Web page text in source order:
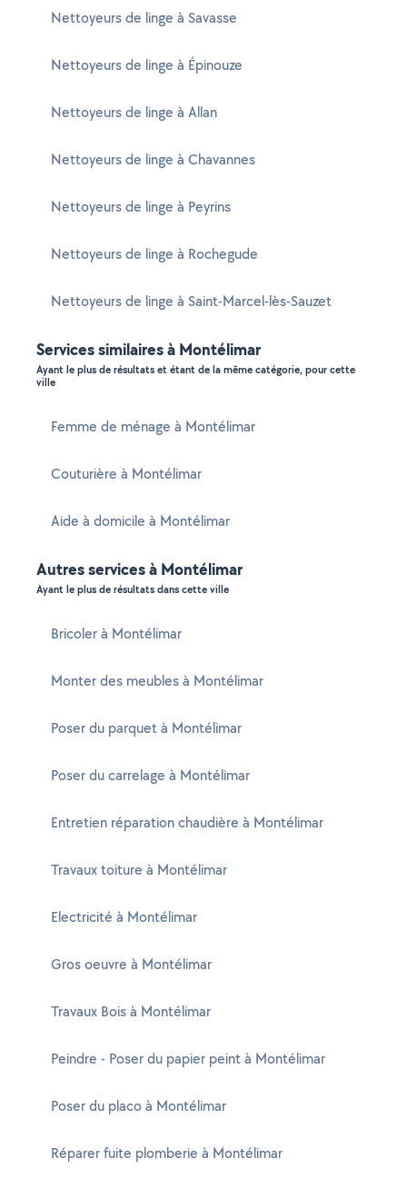
Nettoyeurs de linge à Savasse
Nettoyeurs de linge à Épinouze
Nettoyeurs de linge à Allan
Nettoyeurs de linge à Chavannes
Nettoyeurs de linge à Peyrins
Nettoyeurs de linge à Rochegude
Nettoyeurs de linge à Saint-Marcel-lès-Sauzet
Services similaires à Montélimar
Ayant le plus de résultats et étant de la même catégorie, pour cette
ville
Femme de ménage à Montélimar
Couturière à Montélimar
Aide à domicile à Montélimar
Autres services à Montélimar
Ayant le plus de résultats dans cette ville
Bricoler à Montélimar
Monter des meubles à Montélimar
Poser du parquet à Montélimar
Poser du carrelage à Montélimar
Entretien réparation chaudière à Montélimar
Travaux toiture à Montélimar
Electricité à Montélimar
Gros oeuvre à Montélimar
Travaux Bois à Montélimar
Peindre - Poser du papier peint à Montélimar
Poser du placo à Montélimar
Réparer fuite plomberie à Montélimar